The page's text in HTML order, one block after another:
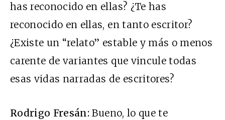
has reconocido en ellas? ¿Te has
reconocido en ellas, en tanto escritor?
¿Existe un “relato” estable y más o menos
carente de variantes que vincule todas
esas vidas narradas de escritores?
Rodrigo Fresán:Bueno, lo que te